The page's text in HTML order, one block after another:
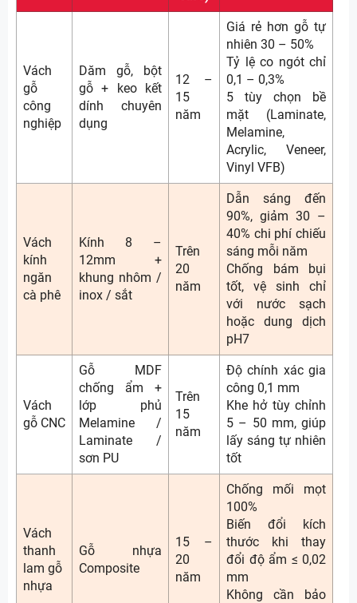
Vách
gỗ
công
nghiệp
Dăm gỗ, bột
gỗ + keo kết
dính chuyên
dụng
12 –
15
năm
Giá rẻ hơn gỗ tự
nhiên 30 – 50%
Tỷ lệ co ngót chỉ
0,1 – 0,3%
5 tùy chọn bề
mặt (Laminate,
Melamine,
Acrylic, Veneer,
Vinyl VFB)
Vách
kính
ngăn
cà phê
Kính 8 –
12mm +
khung nhôm /
inox / sắt
Trên
20
năm
Dẫn sáng đến
90%, giảm 30 –
40% chi phí chiếu
sáng mỗi năm
Chống bám bụi
tốt, vệ sinh chỉ
với nước sạch
hoặc dung dịch
pH7
Vách
gỗ CNC
Gỗ MDF
chống ẩm +
lớp phủ
Melamine /
Laminate /
sơn PU
Trên
15
năm
Độ chính xác gia
công 0,1 mm
Khe hở tùy chỉnh
5 – 50 mm, giúp
lấy sáng tự nhiên
tốt
Vách
thanh
lam gỗ
nhựa
Gỗ nhựa
Composite
15 –
20
năm
Chống mối mọt
100%
Biến đổi kích
thước khi thay
đổi độ ẩm ≤ 0,02
mm
Không cần bảo